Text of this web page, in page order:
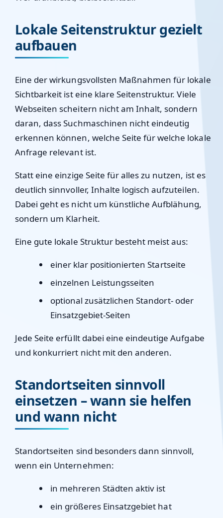
Lokale Seitenstruktur gezielt
aufbauen
Eine der wirkungsvollsten Maßnahmen für lokale
Sichtbarkeit ist eine klare Seitenstruktur. Viele
Webseiten scheitern nicht am Inhalt, sondern
daran, dass Suchmaschinen nicht eindeutig
erkennen können, welche Seite für welche lokale
Anfrage relevant ist.
Statt eine einzige Seite für alles zu nutzen, ist es
deutlich sinnvoller, Inhalte logisch aufzuteilen.
Dabei geht es nicht um künstliche Aufblähung,
sondern um Klarheit.
Eine gute lokale Struktur besteht meist aus:
einer klar positionierten Startseite
einzelnen Leistungsseiten
optional zusätzlichen Standort- oder
Einsatzgebiet-Seiten
Jede Seite erfüllt dabei eine eindeutige Aufgabe
und konkurriert nicht mit den anderen.
Standortseiten sinnvoll
einsetzen – wann sie helfen
und wann nicht
Standortseiten sind besonders dann sinnvoll,
wenn ein Unternehmen:
in mehreren Städten aktiv ist
ein größeres Einsatzgebiet hat